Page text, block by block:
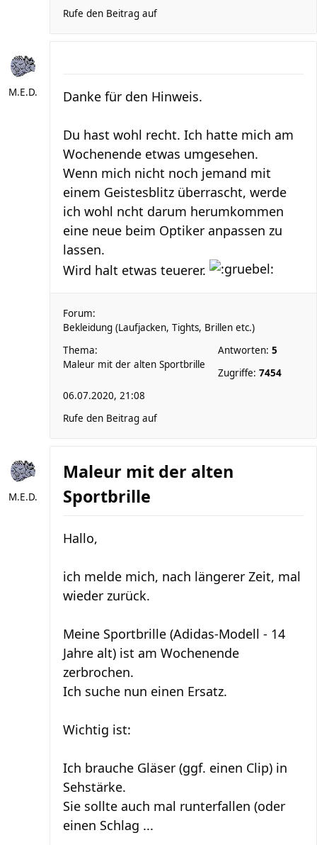
Rufe den Beitrag auf
M.E.D. Danke für den Hinweis.
Du hast wohl recht. Ich hatte mich am
Wochenende etwas umgesehen.
Wenn mich nicht noch jemand mit
einem Geistesblitz überrascht, werde
ich wohl ncht darum herumkommen
eine neue beim Optiker anpassen zu
lassen.
Wird halt etwas teuerer.
Forum:
Bekleidung (Laufjacken, Tights, Brillen etc.)
Thema:
Maleur mit der alten Sportbrille
Antworten: 5
Zugriffe: 7454
06.07.2020, 21:08
Rufe den Beitrag auf
M.E.D.
Maleur mit der alten
Sportbrille
Hallo,
ich melde mich, nach längerer Zeit, mal
wieder zurück.
Meine Sportbrille (Adidas-Modell - 14
Jahre alt) ist am Wochenende
zerbrochen.
Ich suche nun einen Ersatz.
Wichtig ist:
Ich brauche Gläser (ggf. einen Clip) in
Sehstärke.
Sie sollte auch mal runterfallen (oder
einen Schlag ...